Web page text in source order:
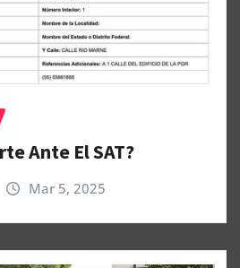
Ante El SAT?
Mar 5, 2025